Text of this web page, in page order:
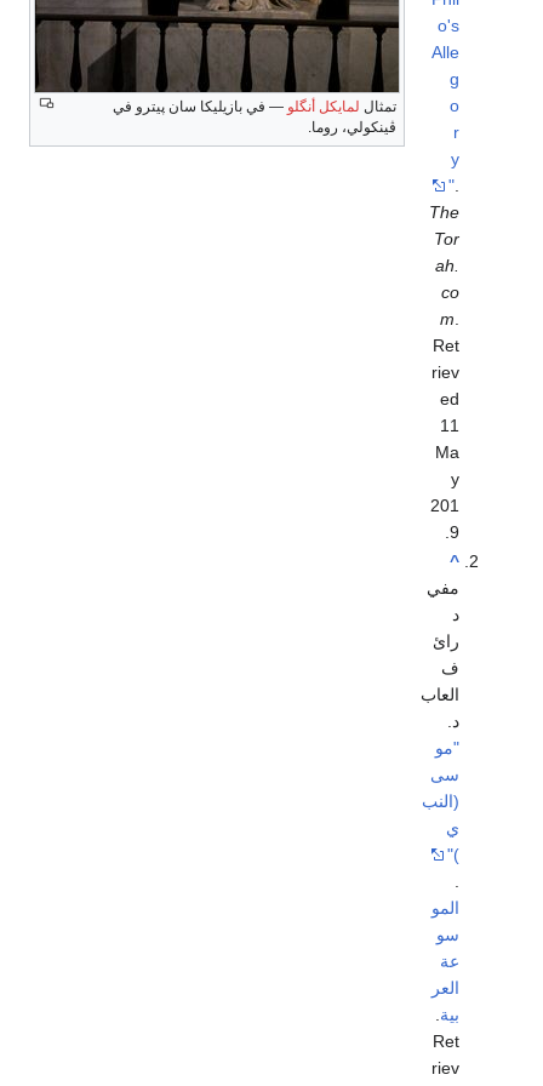
تمثال لمايكل أنگلو — في بازيليكا سان پيترو في
ڤينكولي، روما.
o's
Alle
g
o
r
y
".
The
Tor
ah.
co
m.
Ret
riev
ed
11
Ma
y
201
9
.
^
مفي
د
رائ
ف
العاب
د.
"مو
سى
(النب
ي
)"
المو
سو
عة
العر
بية
Ret
riev